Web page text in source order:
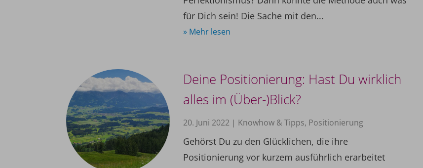
für Dich sein! Die Sache mit den...
» Mehr lesen
Deine Positionierung: Hast Du wirklich
alles im (Über-)Blick?
20. Juni 2022 | Knowhow & Tipps, Positionierung
Gehörst Du zu den Glücklichen, die ihre
Positionierung vor kurzem ausführlich erarbeitet